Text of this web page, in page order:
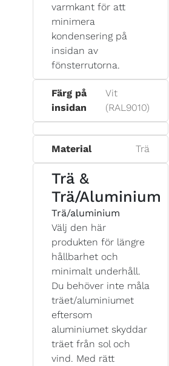
varmkant för att
minimera
kondensering på
insidan av
fönsterrutorna.
Färg på
insidan
Vit
(RAL9010)
Material Trä
Trä &
Trä/Aluminium
Trä/aluminium
Välj den här
produkten för längre
hållbarhet och
minimalt underhåll.
Du behöver inte måla
träet/aluminiumet
eftersom
aluminiumet skyddar
träet från sol och
vind. Med rätt